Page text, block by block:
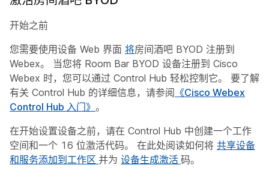
开始之前
您需要使用设备 Web 界面 将房间酒吧 BYOD 注册到
Webex。 当您将 Room Bar BYOD 设备注册到 Cisco
Webex 时，您可以通过 Control Hub 轻松控制它。 要了解
有关 Control Hub 的详细信息，请参阅 《Cisco Webex
Control Hub 入门》 。
在开始设置设备之前，请在 Control Hub 中创建一个工作
空间和一个 16 位激活代码。 在此处阅读如何将 共享设备
和服务添加到工作区 并为 设备生成激活 码。